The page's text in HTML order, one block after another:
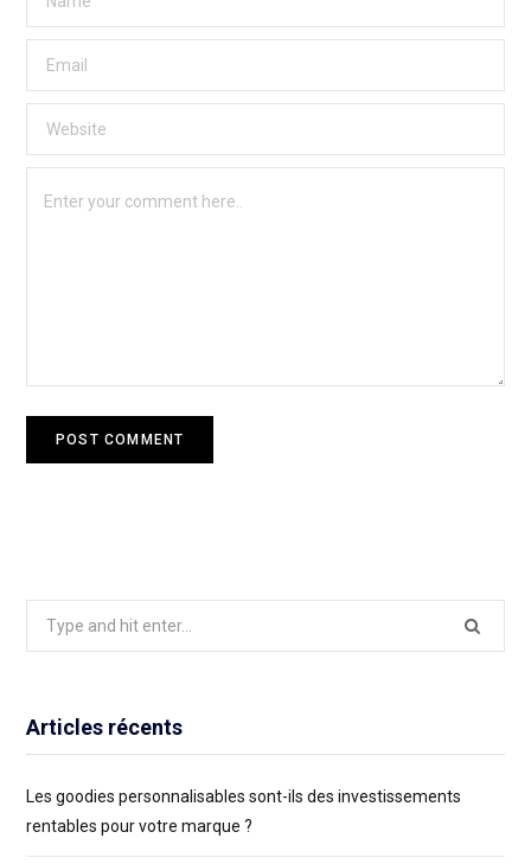
Articles récents
Les goodies personnalisables sont-ils des investissements
rentables pour votre marque ?